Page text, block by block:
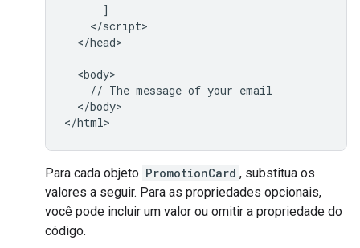
      ]
    </script>
  </head>
  <body>
    // The message of your email
  </body>
Para cada objeto PromotionCard , substitua os
valores a seguir. Para as propriedades opcionais,
você pode incluir um valor ou omitir a propriedade do
código.